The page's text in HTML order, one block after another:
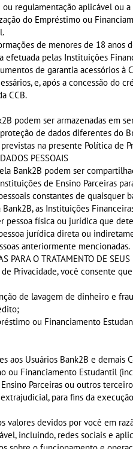
regulamentação aplicável ou
do Empréstimo ou
de menores de 18 anos
efetuada pelas Instituições
de garantia acessórios
e, após a concessão do
CCB.
podem ser armazenadas em
de dados diferentes do
na presente Política de
PESSOAIS
Bank2B podem ser
de Ensino Parceiras
constantes de
as Instituições
pessoa física ou jurídica que
jurídica direta ou
anteriormente mencionadas.
PARA O TRATAMENTO DE
Privacidade, você consente
de lavagem de dinheiro e
ou Financiamento
aos Usuários Bank2B e demais
ou Financiamento Estudantil
Parceiras ou outros
para fins da
valores devidos por você em
incluindo, redes sociais e